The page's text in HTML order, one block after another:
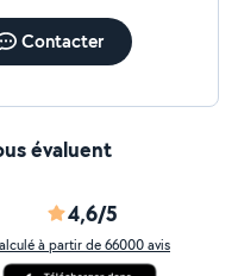
Contacter
évaluent
4,6/5
à partir de 66000 avis